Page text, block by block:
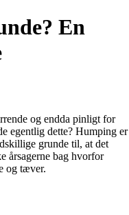
En
og endda pinligt for
egentlig dette? Humping er
grunde til, at det
årsagerne bag hvorfor
og tæver.